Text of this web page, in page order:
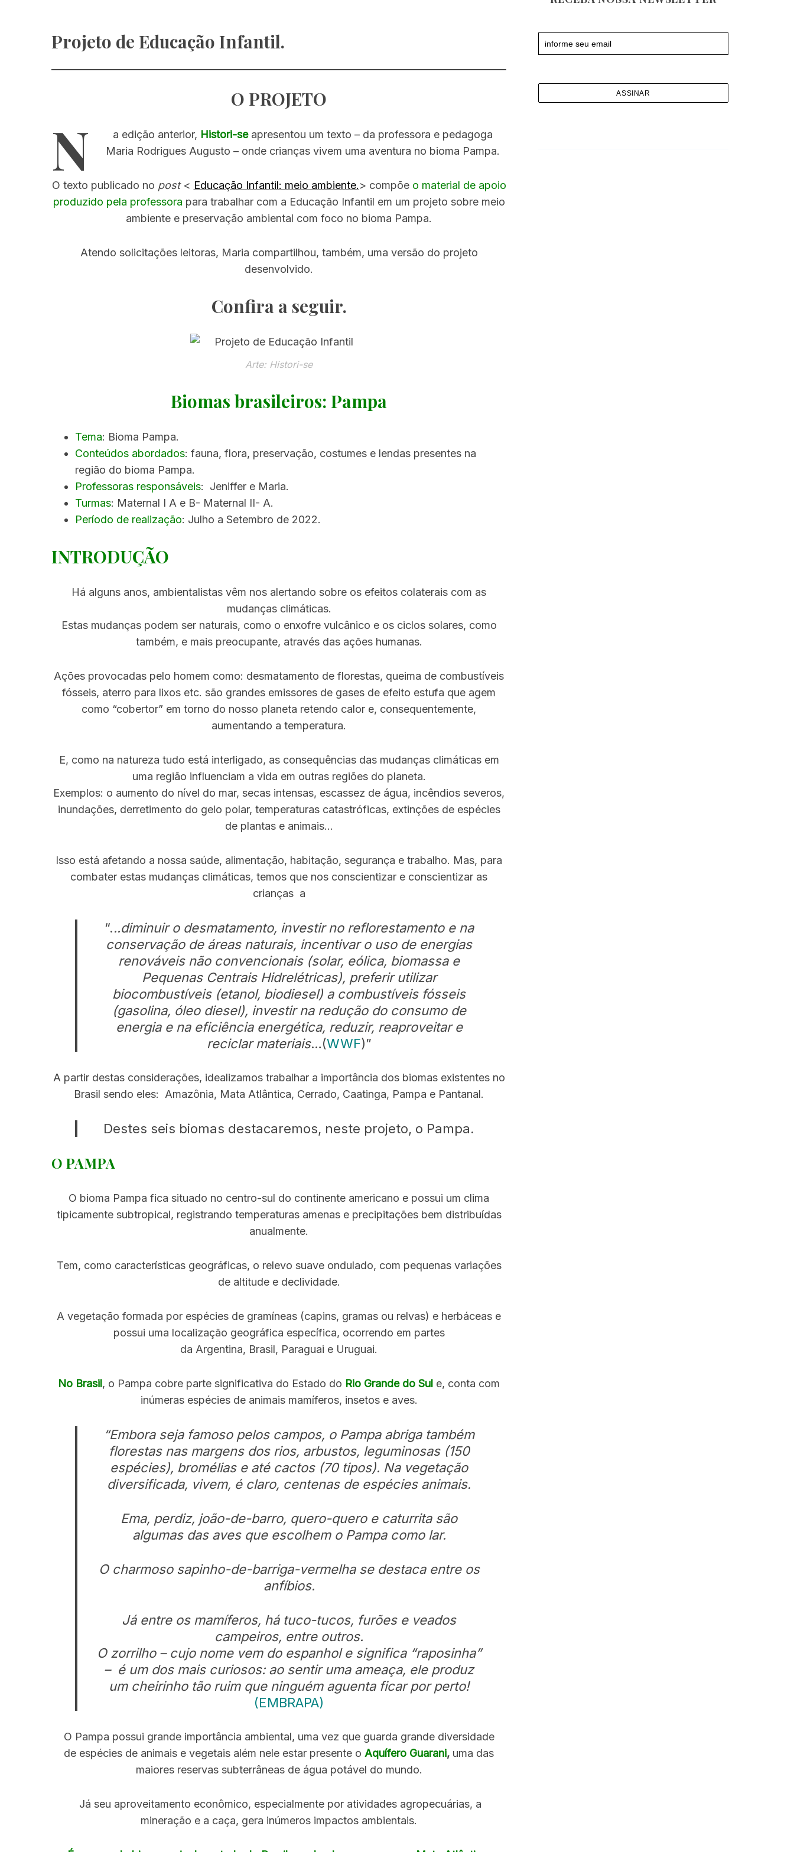
Projeto de Educação Infantil.
O PROJETO
N a edição anterior, Histori-seapresentou um texto – da professora e pedagoga
Maria Rodrigues Augusto – onde crianças vivem uma aventura no bioma Pampa.
O texto publicado no post< Educação Infantil: meio ambiente.> compõe o material de apoio
produzido pela professora para trabalhar com a Educação Infantil em um projeto sobre meio
ambiente e preservação ambiental com foco no bioma Pampa.
Atendo solicitações leitoras, Maria compartilhou, também, uma versão do projeto
desenvolvido.
Confira a seguir.
Arte: Histori-se
Biomas brasileiros: Pampa
Tema: Bioma Pampa.
Conteúdos abordados: fauna, flora, preservação, costumes e lendas presentes na
região do bioma Pampa.
Professoras responsáveis: Jeniffer e Maria.
Turmas: Maternal I A e B- Maternal II- A.
Período de realização: Julho a Setembro de 2022.
INTRODUÇÃO
Há alguns anos, ambientalistas vêm nos alertando sobre os efeitos colaterais com as
mudanças climáticas.
Estas mudanças podem ser naturais, como o enxofre vulcânico e os ciclos solares, como
também, e mais preocupante, através das ações humanas.
Ações provocadas pelo homem como: desmatamento de florestas, queima de combustíveis
fósseis, aterro para lixos etc. são grandes emissores de gases de efeito estufa que agem
como “cobertor” em torno do nosso planeta retendo calor e, consequentemente,
aumentando a temperatura.
E, como na natureza tudo está interligado, as consequências das mudanças climáticas em
uma região influenciam a vida em outras regiões do planeta.
Exemplos: o aumento do nível do mar, secas intensas, escassez de água, incêndios severos,
inundações, derretimento do gelo polar, temperaturas catastróficas, extinções de espécies
de plantas e animais…
Isso está afetando a nossa saúde, alimentação, habitação, segurança e trabalho. Mas, para
combater estas mudanças climáticas, temos que nos conscientizar e conscientizar as
crianças a
“...diminuir o desmatamento, investir no reflorestamento e na
conservação de áreas naturais, incentivar o uso de energias
renováveis não convencionais (solar, eólica, biomassa e
Pequenas Centrais Hidrelétricas), preferir utilizar
biocombustíveis (etanol, biodiesel) a combustíveis fósseis
(gasolina, óleo diesel), investir na redução do consumo de
energia e na eficiência energética, reduzir, reaproveitar e
reciclar materiais…(WWF)”
A partir destas considerações, idealizamos trabalhar a importância dos biomas existentes no
Brasil sendo eles: Amazônia, Mata Atlântica, Cerrado, Caatinga, Pampa e Pantanal.
Destes seis biomas destacaremos, neste projeto, o Pampa.
O PAMPA
O bioma Pampa fica situado no centro-sul do continente americano e possui um clima
tipicamente subtropical, registrando temperaturas amenas e precipitações bem distribuídas
anualmente.
Tem, como características geográficas, o relevo suave ondulado, com pequenas variações
de altitude e declividade.
A vegetação formada por espécies de gramíneas (capins, gramas ou relvas) e herbáceas e
possui uma localização geográfica específica, ocorrendo em partes
da Argentina, Brasil, Paraguai e Uruguai.
No Brasil, o Pampa cobre parte significativa do Estado do Rio Grande do Sul e, conta com
inúmeras espécies de animais mamíferos, insetos e aves.
“Embora seja famoso pelos campos, o Pampa abriga também
florestas nas margens dos rios, arbustos, leguminosas (150
espécies), bromélias e até cactos (70 tipos). Na vegetação
diversificada, vivem, é claro, centenas de espécies animais.
Ema, perdiz, joão-de-barro, quero-quero e caturrita são
algumas das aves que escolhem o Pampa como lar.
O charmoso sapinho-de-barriga-vermelha se destaca entre os
anfíbios.
Já entre os mamíferos, há tuco-tucos, furões e veados
campeiros, entre outros.
O zorrilho – cujo nome vem do espanhol e significa “raposinha”
– é um dos mais curiosos: ao sentir uma ameaça, ele produz
um cheirinho tão ruim que ninguém aguenta ficar por perto!
(EMBRAPA)
O Pampa possui grande importância ambiental, uma vez que guarda grande diversidade
de espécies de animais e vegetais além nele estar presente o Aquífero Guarani, uma das
maiores reservas subterrâneas de água potável do mundo.
Já seu aproveitamento econômico, especialmente por atividades agropecuárias, a
mineração e a caça, gera inúmeros impactos ambientais.
e
a
f
o
r